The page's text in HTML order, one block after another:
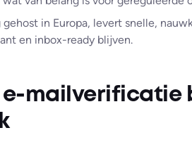
in Europa, levert snelle,
en inbox-ready blijven.
mailverificatie